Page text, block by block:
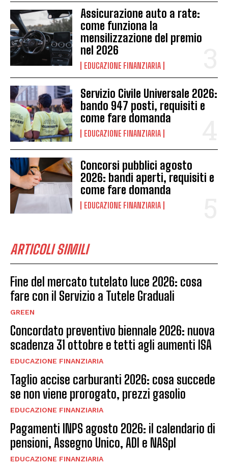
Assicurazione auto a rate:
come funziona la
mensilizzazione del premio
nel 2026
EDUCAZIONE FINANZIARIA
Servizio Civile Universale 2026:
bando 947 posti, requisiti e
come fare domanda
EDUCAZIONE FINANZIARIA
Concorsi pubblici agosto
2026: bandi aperti, requisiti e
come fare domanda
EDUCAZIONE FINANZIARIA
ARTICOLI SIMILI
Fine del mercato tutelato luce 2026: cosa
fare con il Servizio a Tutele Graduali
GREEN
Concordato preventivo biennale 2026: nuova
scadenza 31 ottobre e tetti agli aumenti ISA
EDUCAZIONE FINANZIARIA
Taglio accise carburanti 2026: cosa succede
se non viene prorogato, prezzi gasolio
EDUCAZIONE FINANZIARIA
Pagamenti INPS agosto 2026: il calendario di
pensioni, Assegno Unico, ADI e NASpI
EDUCAZIONE FINANZIARIA